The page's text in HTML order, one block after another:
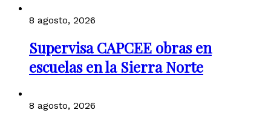
8 agosto, 2026
Supervisa CAPCEE obras en
escuelas en la Sierra Norte
8 agosto, 2026